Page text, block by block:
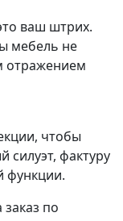
ваш штрих.
мебель не
отражением
чтобы
силуэт, фактуру
функции.
по